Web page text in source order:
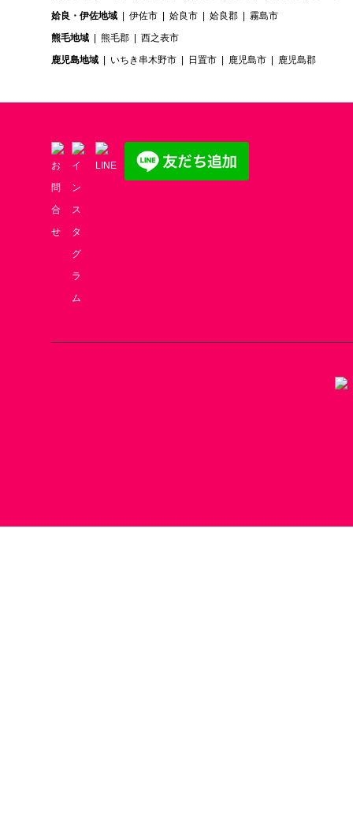
姶良・伊佐地域
伊佐市 姶良市 姶良郡
霧島市
熊毛地域
熊毛郡
西之表市
鹿児島地域
いちき串木野市 日置市 鹿児島市 鹿児島郡